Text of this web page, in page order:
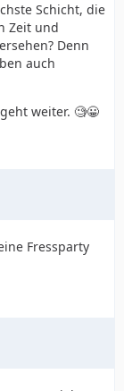
Schicht, die
Zeit und
Denn
auch
weiter. 🧐😀
Fressparty